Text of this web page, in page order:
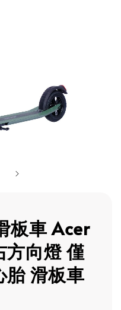
板車 Acer
方向燈 僅
胎 滑板車